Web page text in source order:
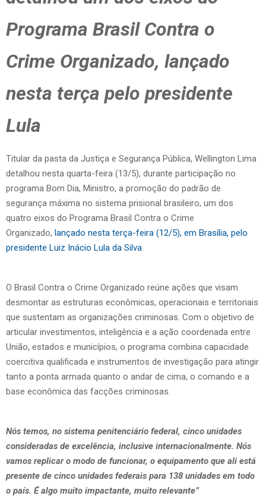
Programa Brasil Contra o
Crime Organizado, lançado
nesta terça pelo presidente
Lula
Titular da pasta da Justiça e Segurança Pública, Wellington Lima
detalhou nesta quarta-feira (13/5), durante participação no
programa Bom Dia, Ministro, a promoção do padrão de
segurança máxima no sistema prisional brasileiro, um dos
quatro eixos do Programa Brasil Contra o Crime
Organizado, lançado nesta terça-feira (12/5), em Brasília, pelo
presidente Luiz Inácio Lula da Silva.
O Brasil Contra o Crime Organizado reúne ações que visam
desmontar as estruturas econômicas, operacionais e territoriais
que sustentam as organizações criminosas. Com o objetivo de
articular investimentos, inteligência e a ação coordenada entre
União, estados e municípios, o programa combina capacidade
coercitiva qualificada e instrumentos de investigação para atingir
tanto a ponta armada quanto o andar de cima, o comando e a
base econômica das facções criminosas.
Nós temos, no sistema penitenciário federal, cinco unidades
consideradas de excelência, inclusive internacionalmente. Nós
vamos replicar o modo de funcionar, o equipamento que ali está
presente de cinco unidades federais para 138 unidades em todo
o país. É algo muito impactante, muito relevante”